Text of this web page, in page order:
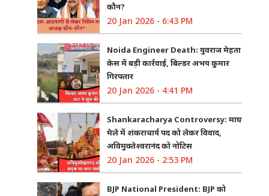
कौन?
20 Jan 2026 - 6:43 PM
Noida Engineer Death: युवराज मेहता
केस में बड़ी कार्रवाई, बिल्डर अभय कुमार
गिरफ्तार
20 Jan 2026 - 4:41 PM
Shankaracharya Controversy: माघ
मेले में शंकराचार्य पद को लेकर विवाद,
अविमुक्तेश्वरानंद को नोटिस
20 Jan 2026 - 2:53 PM
BJP National President: BJP को